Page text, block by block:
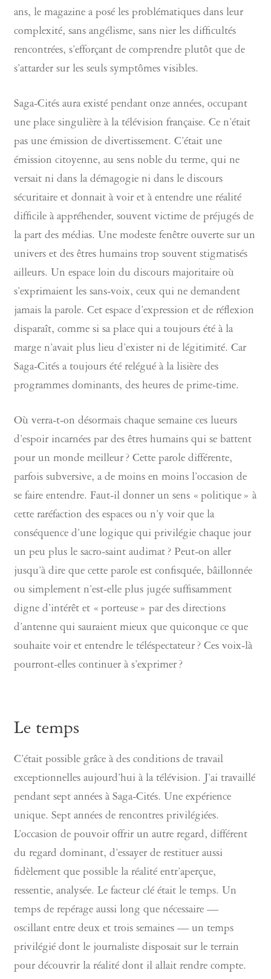
ans, le magazine a posé les problématiques dans leur
complexité, sans angélisme, sans nier les difficultés
rencontrées, s’efforçant de comprendre plutôt que de
s’attarder sur les seuls symptômes visibles.
Saga-Cités aura existé pendant onze années, occupant
une place singulière à la télévision française. Ce n’était
pas une émission de divertissement. C’était une
émission citoyenne, au sens noble du terme, qui ne
versait ni dans la démagogie ni dans le discours
sécuritaire et donnait à voir et à entendre une réalité
difficile à appréhender, souvent victime de préjugés de
la part des médias. Une modeste fenêtre ouverte sur un
univers et des êtres humains trop souvent stigmatisés
ailleurs. Un espace loin du discours majoritaire où
s’exprimaient les sans-voix, ceux qui ne demandent
jamais la parole. Cet espace d’expression et de réflexion
disparaît, comme si sa place qui a toujours été à la
marge n’avait plus lieu d’exister ni de légitimité. Car
Saga-Cités a toujours été relégué à la lisière des
programmes dominants, des heures de prime-time.
Où verra-t-on désormais chaque semaine ces lueurs
d’espoir incarnées par des êtres humains qui se battent
pour un monde meilleur ? Cette parole différente,
parfois subversive, a de moins en moins l’occasion de
se faire entendre. Faut-il donner un sens « politique » à
cette raréfaction des espaces ou n’y voir que la
conséquence d’une logique qui privilégie chaque jour
un peu plus le sacro-saint audimat ? Peut-on aller
jusqu’à dire que cette parole est confisquée, bâillonnée
ou simplement n’est-elle plus jugée suffisamment
digne d’intérêt et « porteuse » par des directions
d’antenne qui sauraient mieux que quiconque ce que
souhaite voir et entendre le téléspectateur ? Ces voix-là
pourront-elles continuer à s’exprimer ?
Le temps
C’était possible grâce à des conditions de travail
exceptionnelles aujourd’hui à la télévision. J’ai travaillé
pendant sept années à Saga-Cités. Une expérience
unique. Sept années de rencontres privilégiées.
L’occasion de pouvoir offrir un autre regard, différent
du regard dominant, d’essayer de restituer aussi
fidèlement que possible la réalité entr’aperçue,
ressentie, analysée. Le facteur clé était le temps. Un
temps de repérage aussi long que nécessaire —
oscillant entre deux et trois semaines — un temps
privilégié dont le journaliste disposait sur le terrain
pour découvrir la réalité dont il allait rendre compte.